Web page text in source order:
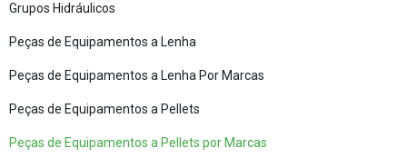
Grupos Hidráulicos
Peças de Equipamentos a Lenha
Peças de Equipamentos a Lenha Por Marcas
Peças de Equipamentos a Pellets
Peças de Equipamentos a Pellets por Marcas